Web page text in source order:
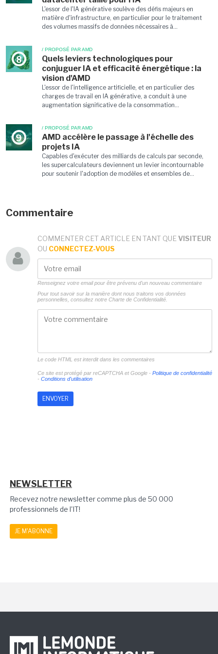
L'essor de l'IA générative soulève des défis majeurs en
matière d'infrastructure, en particulier pour le traitement
des volumes massifs de données nécessaires à...
8
/ PROPOSÉ PAR AMD
Quels leviers technologiques pour
conjuguer IA et efficacité énergétique : la
vision d'AMD
L'essor de l'intelligence artificielle, et en particulier des
charges de travail en IA générative, a conduit à une
augmentation significative de la consommation...
9
/ PROPOSÉ PAR AMD
AMD accélère le passage à l'échelle des
projets IA
Capables d'exécuter des milliards de calculs par seconde,
les supercalculateurs deviennent un levier incontournable
pour soutenir l'adoption de modèles et ensembles de...
Commentaire
COMMENTER CET ARTICLE EN TANT QUE VISITEUR
OU CONNECTEZ-VOUS
Renseignez votre email pour être prévenu d'un nouveau commentaire
Pour tout savoir sur la manière dont nous traitons vos données
personnelles, consultez notre Charte de Confidentialité.
Le code HTML est interdit dans les commentaires
Ce site est protégé par reCAPTCHA et Google - Politique de confidentialité
- Conditions d'utilisation
NEWSLETTER
Recevez notre newsletter comme plus de 50 000
professionnels de l'IT!
JE M'ABONNE